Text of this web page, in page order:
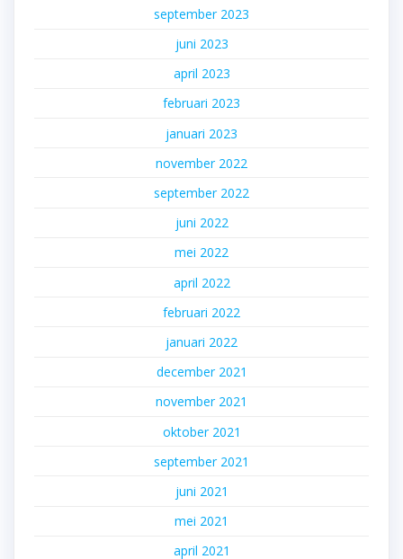
september 2023
juni 2023
april 2023
februari 2023
januari 2023
november 2022
september 2022
juni 2022
mei 2022
april 2022
februari 2022
januari 2022
december 2021
november 2021
oktober 2021
september 2021
juni 2021
mei 2021
april 2021